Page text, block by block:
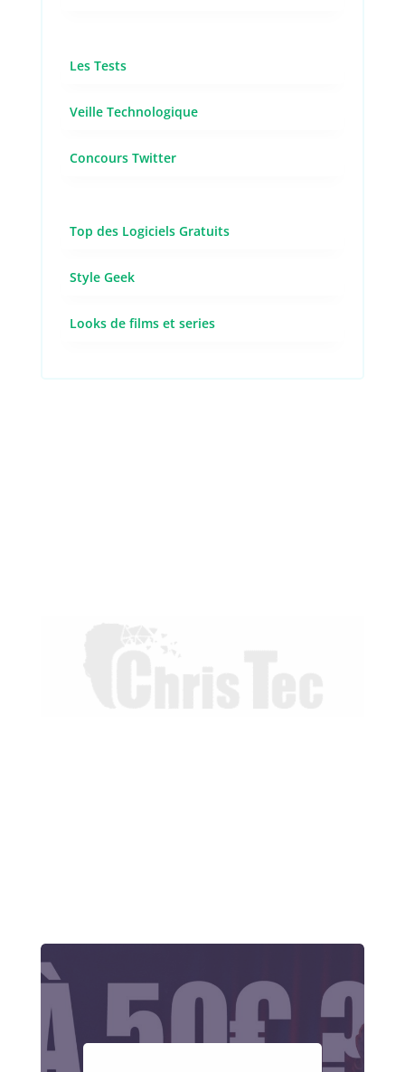
Les Tests
Veille Technologique
Concours Twitter
Top des Logiciels Gratuits
Style Geek
Looks de films et series